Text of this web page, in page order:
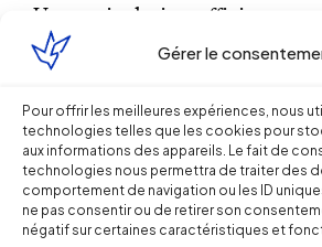
Gérer le
Pour offrir les meilleures expériences, nous
technologies telles que les cookies pour
aux informations des appareils. Le fait de
technologies nous permettra de traiter des
comportement de navigation ou les ID
ne pas consentir ou de retirer son
négatif sur certaines caractéristiques et
Une articulation efficiente
du dialogue social donne
légitimité aux démarches
engagées. Un autre champ
au niveau du manager, lors
de l’entretien
professionnel, même s’il
insuffisamment mis en